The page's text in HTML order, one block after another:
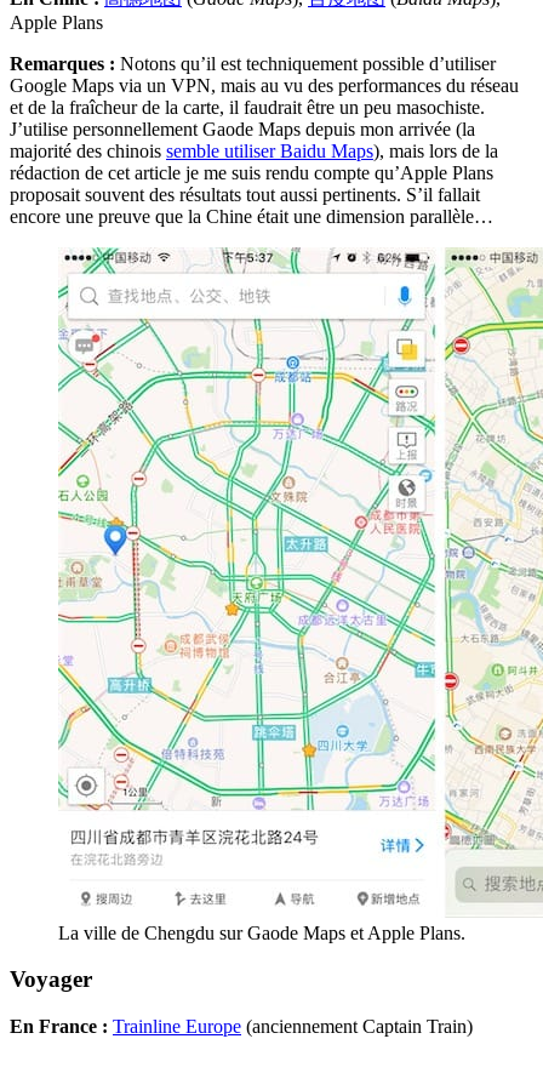
Apple Plans
Remarques : Notons qu’il est techniquement possible d’utiliser
Google Maps via un VPN, mais au vu des performances du réseau
et de la fraîcheur de la carte, il faudrait être un peu masochiste.
J’utilise personnellement Gaode Maps depuis mon arrivée (la
majorité des chinois semble utiliser Baidu Maps), mais lors de la
rédaction de cet article je me suis rendu compte qu’Apple Plans
proposait souvent des résultats tout aussi pertinents. S’il fallait
encore une preuve que la Chine était une dimension parallèle…
La ville de Chengdu sur Gaode Maps et Apple Plans.
Voyager
En France : Trainline Europe (anciennement Captain Train)